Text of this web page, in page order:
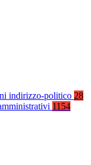
indirizzo-politico 28
1154